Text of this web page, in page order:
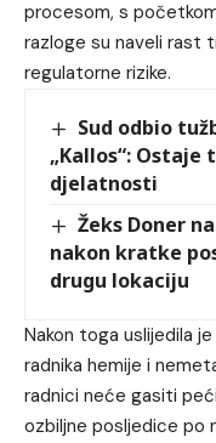
procesom, s
razloge su naveli rast
regulatorne rizike.
Sud odbio
„Kallos“:
djelatnosti
Žeks Doner
nakon kratke
drugu lokaciju
Nakon toga uslijedila
radnika hemije i
radnici neće gasiti
ozbiljne posljedice po